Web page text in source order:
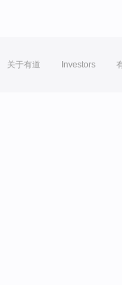
关于有道 Investors